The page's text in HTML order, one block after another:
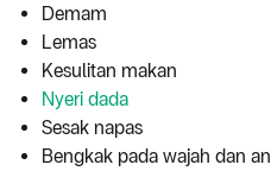
Demam
Lemas
Kesulitan makan
Nyeri dada
Sesak napas
Bengkak pada wajah dan